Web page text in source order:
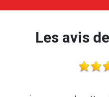
Les avis